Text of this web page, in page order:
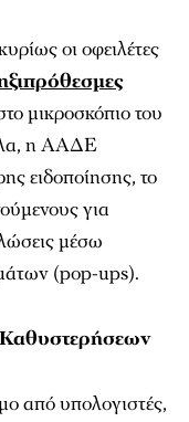
οι οφειλέτες
μικροσκόπιο του
η ΑΑΔΕ
ειδοποίησης, το
για
μέσω
(pop-ups).
από υπολογιστές,